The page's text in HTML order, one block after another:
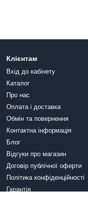
Клієнтам
Вхід до кабінету
Каталог
Про нас
Оплата і доставка
Обмін та повернення
Контактна інформація
Блог
Відгуки про магазин
Договір публічної оферти
Політика конфіденційності
Гарантія